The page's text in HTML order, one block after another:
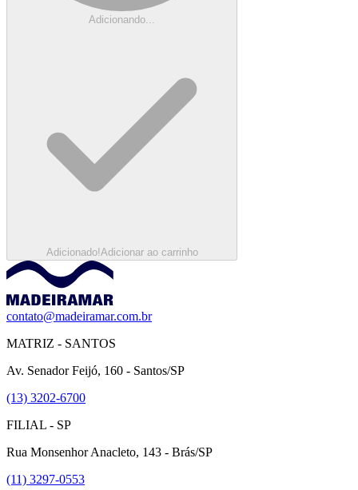
Adicionando...
Adicionado!Adicionar ao carrinho
contato@madeiramar.com.br
MATRIZ - SANTOS
Av. Senador Feijó, 160 - Santos/SP
(13) 3202-6700
FILIAL - SP
Rua Monsenhor Anacleto, 143 - Brás/SP
(11) 3297-0553